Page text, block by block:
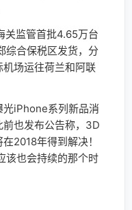
监管首批4.65万台
综合保税区发货，分
场运往荷兰和阿联
iPhone系列新品消
也发布公告称，3D
2018年得到解决！
该也会持续的那个时